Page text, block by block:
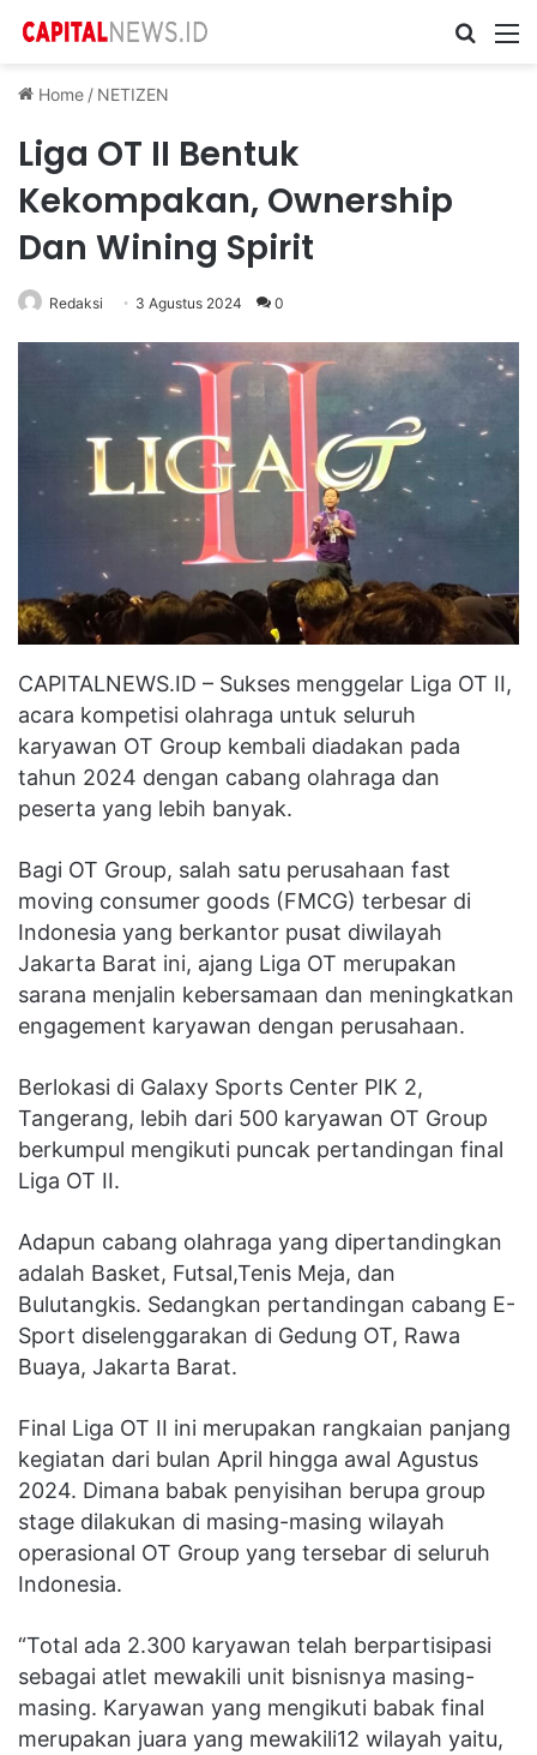
Cari ...
Home / NETIZEN
Liga OT II Bentuk
Kekompakan, Ownership
Dan Wining Spirit
Redaksi 3 Agustus 2024 0
CAPITALNEWS.ID – Sukses menggelar Liga OT II,
acara kompetisi olahraga untuk seluruh
karyawan OT Group kembali diadakan pada
tahun 2024 dengan cabang olahraga dan
peserta yang lebih banyak.
Bagi OT Group, salah satu perusahaan fast
moving consumer goods (FMCG) terbesar di
Indonesia yang berkantor pusat diwilayah
Jakarta Barat ini, ajang Liga OT merupakan
sarana menjalin kebersamaan dan meningkatkan
engagement karyawan dengan perusahaan.
Berlokasi di Galaxy Sports Center PIK 2,
Tangerang, lebih dari 500 karyawan OT Group
berkumpul mengikuti puncak pertandingan final
Liga OT II.
Adapun cabang olahraga yang dipertandingkan
adalah Basket, Futsal,Tenis Meja, dan
Bulutangkis. Sedangkan pertandingan cabang E-
Sport diselenggarakan di Gedung OT, Rawa
Buaya, Jakarta Barat.
Final Liga OT II ini merupakan rangkaian panjang
kegiatan dari bulan April hingga awal Agustus
2024. Dimana babak penyisihan berupa group
stage dilakukan di masing-masing wilayah
operasional OT Group yang tersebar di seluruh
Indonesia.
“Total ada 2.300 karyawan telah berpartisipasi
sebagai atlet mewakili unit bisnisnya masing-
masing. Karyawan yang mengikuti babak final
merupakan juara yang mewakili12 wilayah yaitu,